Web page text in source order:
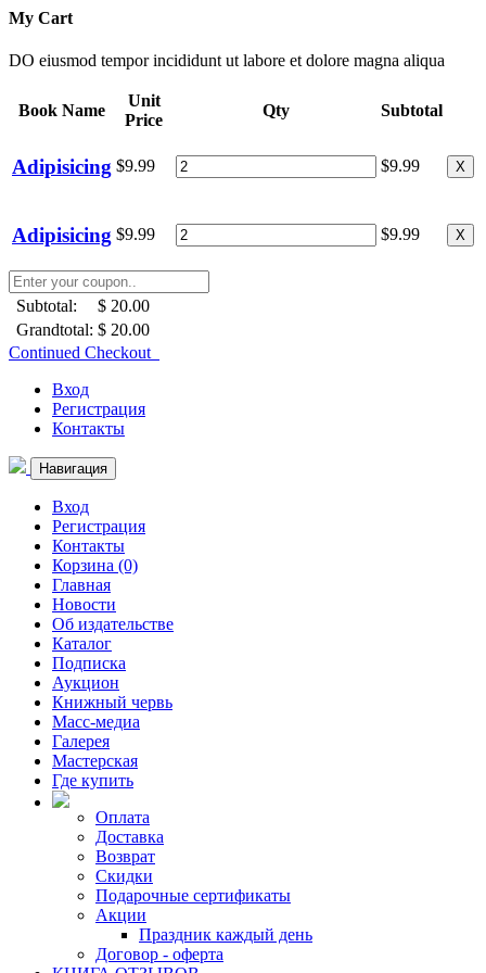
My Cart
DO eiusmod tempor incididunt ut labore et dolore magna aliqua
Book Name
Unit
Price
Qty Subtotal
Adipisicing $9.99 $9.99 X
Adipisicing $9.99 $9.99 X
Subtotal:
$ 20.00
Grandtotal: $ 20.00
Continued Checkout
Вход
Регистрация
Контакты
Навигация
Вход
Регистрация
Контакты
Корзина (0)
Главная
Новости
Об издательстве
Каталог
Подписка
Аукцион
Книжный червь
Масс-медиа
Галерея
Мастерская
Где купить
Оплата
Доставка
Возврат
Скидки
Подарочные сертификаты
Акции
Праздник каждый день
Договор - оферта